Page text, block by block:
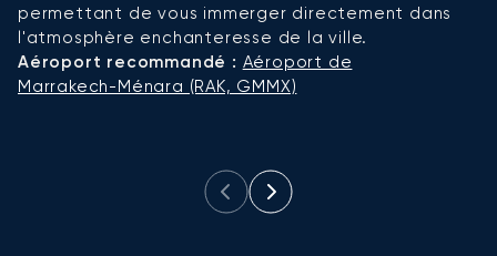
permettant de vous immerger directement dans
l'atmosphère enchanteresse de la ville.
Aéroport recommandé : Aéroport de
Marrakech-Ménara (RAK, GMMX)